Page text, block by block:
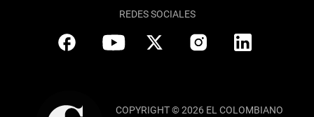
REDES SOCIALES
COPYRIGHT © 2026 EL COLOMBIANO